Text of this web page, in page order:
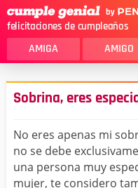
felicitaciones de cumpleaños
AMIGA AMIGO
MAMA
SOBRINA
HERMANO
Sobrina, eres
No eres apenas mi
no se debe
una persona muy
mujer, te considero